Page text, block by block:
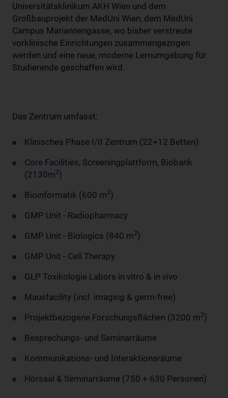
Universitätsklinikum AKH Wien und dem
Großbauprojekt der MedUni Wien, dem MedUni
Campus Mariannengasse, wo bisher verstreute
vorklinische Einrichtungen zusammengezogen
werden und eine neue, moderne Lernumgebung für
Studierende geschaffen wird.
Das Zentrum umfasst:
Klinisches Phase I/II Zentrum (22+12 Betten)
Core Facilities, Screeningplattform, Biobank
(2130m2)
Bioinformatik (600 m2)
GMP Unit - Radiopharmacy
GMP Unit - Biologics (840 m2)
GMP Unit - Cell Therapy
GLP Toxikologie Labors in vitro & in vivo
Mausfacility (incl. imaging & germ-free)
Projektbezogene Forschungsflächen (3200 m2)
Besprechungs- und Seminarräume
Kommunikations- und Interaktionsräume
Hörsaal & Seminarräume (750 + 630 Personen)